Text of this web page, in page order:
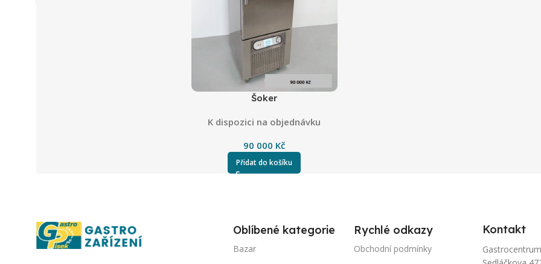
Šoker
K dispozici na objednávku
90 000 Kč
Přidat do košíku
Oblíbené kategorie
Bazar
Rychlé odkazy
Obchodní podmínky
Kontakt